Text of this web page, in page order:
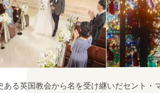
ある英国教会から名を受け継いだセント・